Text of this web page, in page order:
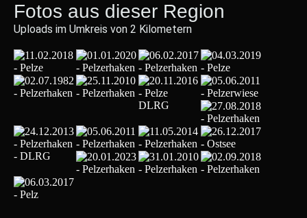
Fotos aus dieser Region
Uploads im Umkreis von 2 Kilometern